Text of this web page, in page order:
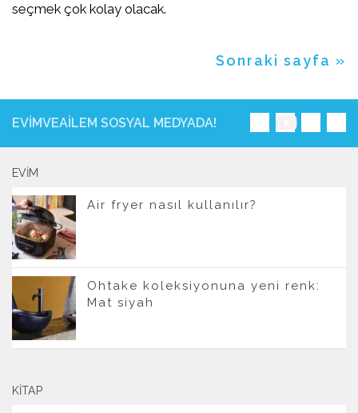
seçmek çok kolay olacak.
Sonraki sayfa »
EVIMVEAILEM SOSYAL MEDYADA!
EVIM
Air fryer nasıl kullanılır?
Ohtake koleksiyonuna yeni renk:
Mat siyah
KITAP